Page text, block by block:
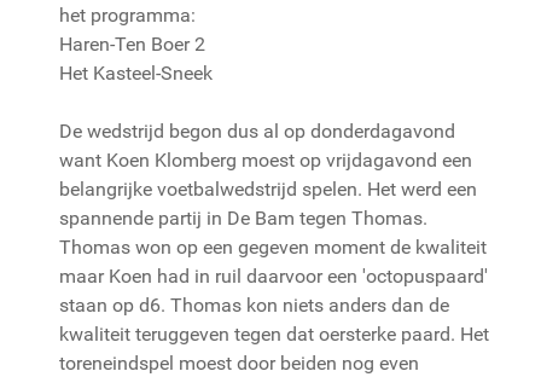
het programma:
Haren-Ten Boer 2
Het Kasteel-Sneek
De wedstrijd begon dus al op donderdagavond
want Koen Klomberg moest op vrijdagavond een
belangrijke voetbalwedstrijd spelen. Het werd een
spannende partij in De Bam tegen Thomas.
Thomas won op een gegeven moment de kwaliteit
maar Koen had in ruil daarvoor een 'octopuspaard'
staan op d6. Thomas kon niets anders dan de
kwaliteit teruggeven tegen dat oersterke paard. Het
toreneindspel moest door beiden nog even